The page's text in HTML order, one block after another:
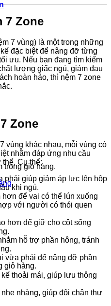
trong giỏ hàng.
giỏ hàng.
7 Zone
7 vùng) là một trong những
đặc biệt để nâng đỡ từng
ưu. Nếu bạn đang tìm kiếm
lượng giấc ngủ, giảm đau
hoàn hảo, thì nệm 7 zone
Zone
vùng khác nhau, mỗi vùng có
nhằm đáp ứng nhu cầu
Cụ thể:
phải giúp giảm áp lực lên hộp
khi ngủ.
hơn để vai có thể lún xuống
với người có thói quen
hơn để giữ cho cột sống
hỗ trợ phần hông, tránh
vừa phải để nâng đỡ phần
thoải mái, giúp lưu thông
nhẹ nhàng, giúp đôi chân thư